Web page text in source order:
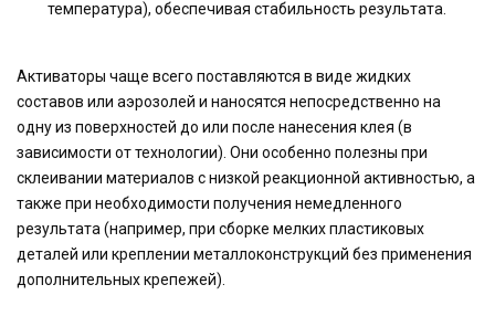
температура), обеспечивая стабильность результата.
Активаторы чаще всего поставляются в виде жидких
составов или аэрозолей и наносятся непосредственно на
одну из поверхностей до или после нанесения клея (в
зависимости от технологии). Они особенно полезны при
склеивании материалов с низкой реакционной активностью, а
также при необходимости получения немедленного
результата (например, при сборке мелких пластиковых
деталей или креплении металлоконструкций без применения
дополнительных крепежей).